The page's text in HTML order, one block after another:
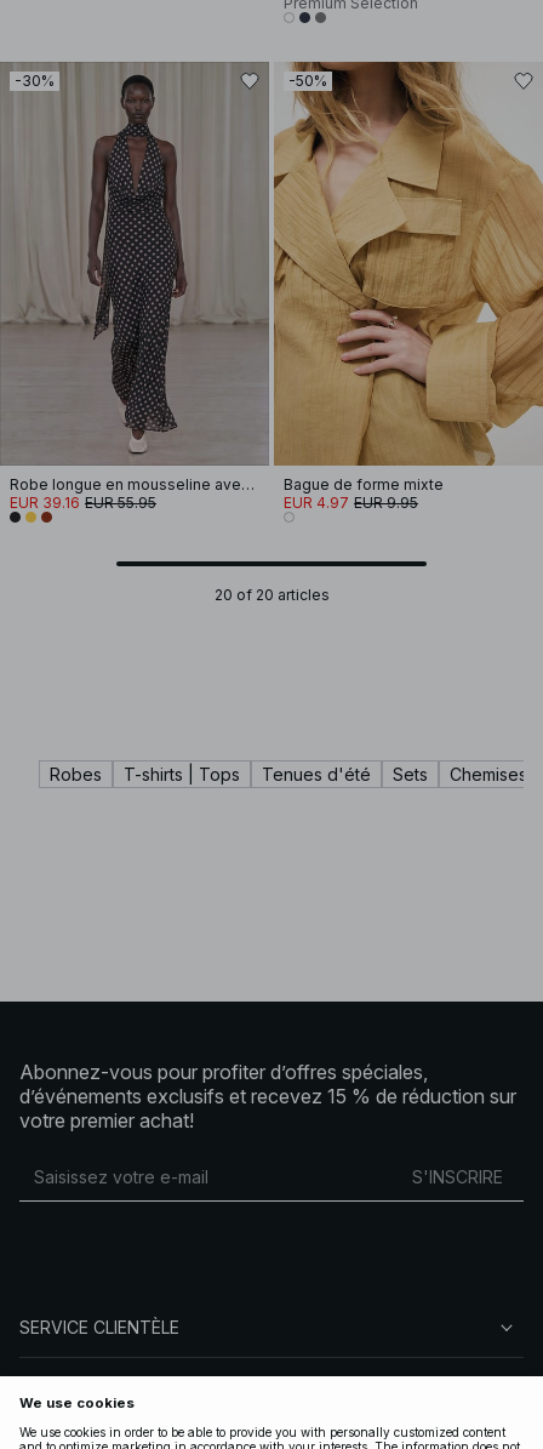
-30%
Robe longue en mousseline avec écharpe effet cascade
EUR 39.16 EUR 55.95
-50%
Bague de forme mixte
EUR 4.97 EUR 9.95
20 of 20 articles
Robes T-shirts | Tops Tenues d'été Sets Chemises |
Abonnez-vous pour profiter d’offres spéciales,
d’événements exclusifs et recevez 15 % de réduction sur
votre premier achat!
S'INSCRIRE
SERVICE CLIENTÈLE